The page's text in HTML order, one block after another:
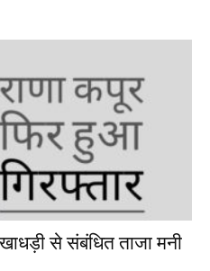
से संबंधित ताजा मनी